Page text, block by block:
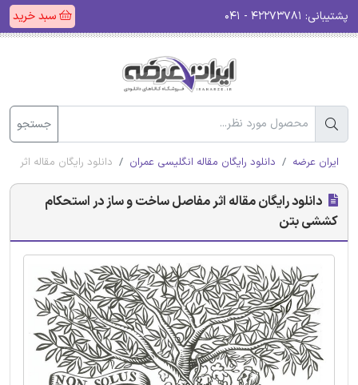
پشتیبانی: سبد خرید
جستجو
ایران عرضه دانلود رایگان مقاله انگلیسی عمران دانلود رایگان مقاله
دانلود رایگان مقاله اثر مفاصل ساخت و ساز در استحکام
کششی بتن